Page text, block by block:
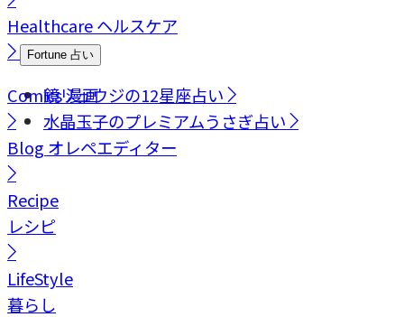
Healthcareヘルスケア
Fortune 占い
鏡リュウジの12星座占い
水晶玉子のプレミアムうさぎ占い
Comics漫画
Blog オレペエディター
Recipe
レシピ
LifeStyle
暮らし